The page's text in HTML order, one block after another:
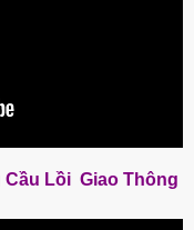
Lồi Giao Thông